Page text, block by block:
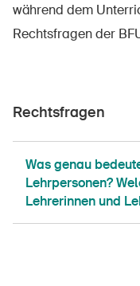
DE FR IT EN
Startseite
während dem
Rechtsfragen der
Rechtsfragen
Was genau
Lehrpersonen?
Lehrerinnen und